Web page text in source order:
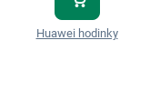
Huawei hodinky